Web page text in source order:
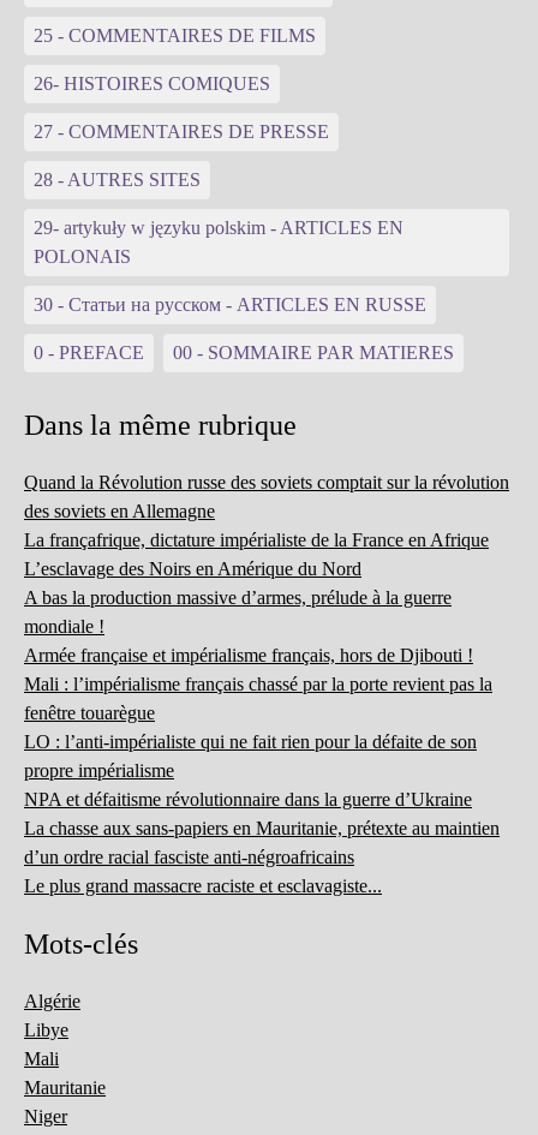
25 - COMMENTAIRES DE FILMS
26- HISTOIRES COMIQUES
27 - COMMENTAIRES DE PRESSE
28 - AUTRES SITES
29- artykuły w języku polskim - ARTICLES EN
POLONAIS
30 - Статьи на русском - ARTICLES EN RUSSE
0 - PREFACE 00 - SOMMAIRE PAR MATIERES
Dans la même rubrique
Quand la Révolution russe des soviets comptait sur la révolution
des soviets en Allemagne
La françafrique, dictature impérialiste de la France en Afrique
L’esclavage des Noirs en Amérique du Nord
A bas la production massive d’armes, prélude à la guerre
mondiale !
Armée française et impérialisme français, hors de Djibouti !
Mali : l’impérialisme français chassé par la porte revient pas la
fenêtre touarègue
LO : l’anti-impérialiste qui ne fait rien pour la défaite de son
propre impérialisme
NPA et défaitisme révolutionnaire dans la guerre d’Ukraine
La chasse aux sans-papiers en Mauritanie, prétexte au maintien
d’un ordre racial fasciste anti-négroafricains
Le plus grand massacre raciste et esclavagiste...
Mots-clés
Algérie
Libye
Mali
Mauritanie
Niger